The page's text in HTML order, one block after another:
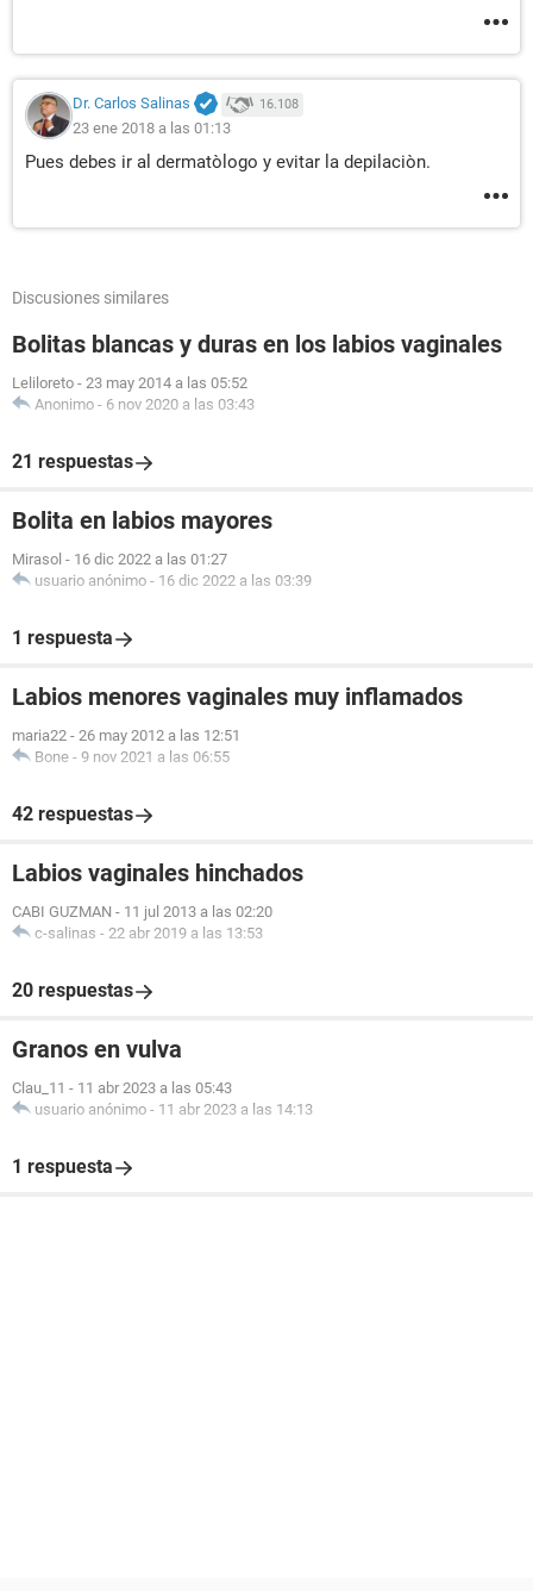
Dr. Carlos Salinas 16.108
23 ene 2018 a las 01:13
Pues debes ir al dermatòlogo y evitar la depilaciòn.
Discusiones similares
Bolitas blancas y duras en los labios vaginales
Leliloreto - 23 may 2014 a las 05:52
Anonimo - 6 nov 2020 a las 03:43
21 respuestas
Bolita en labios mayores
Mirasol - 16 dic 2022 a las 01:27
usuario anónimo - 16 dic 2022 a las 03:39
1 respuesta
Labios menores vaginales muy inflamados
maria22 - 26 may 2012 a las 12:51
Bone - 9 nov 2021 a las 06:55
42 respuestas
Labios vaginales hinchados
CABI GUZMAN - 11 jul 2013 a las 02:20
c-salinas - 22 abr 2019 a las 13:53
20 respuestas
Granos en vulva
Clau_11 - 11 abr 2023 a las 05:43
usuario anónimo - 11 abr 2023 a las 14:13
1 respuesta